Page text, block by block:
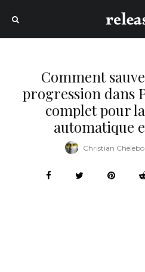
Comment
progression dans
complet pour
automatique
Christian